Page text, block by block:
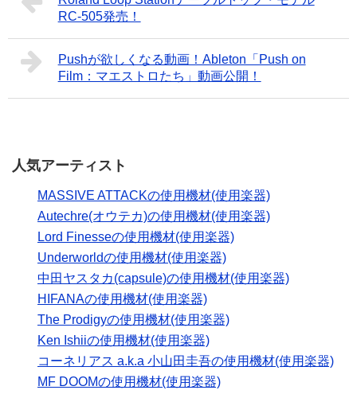
RC-505発売！
Pushが欲しくなる動画！Ableton「Push on
Film：マエストロたち」動画公開！
人気アーティスト
MASSIVE ATTACKの使用機材(使用楽器)
Autechre(オウテカ)の使用機材(使用楽器)
Lord Finesseの使用機材(使用楽器)
Underworldの使用機材(使用楽器)
中田ヤスタカ(capsule)の使用機材(使用楽器)
HIFANAの使用機材(使用楽器)
The Prodigyの使用機材(使用楽器)
Ken Ishiiの使用機材(使用楽器)
コーネリアス a.k.a 小山田圭吾の使用機材(使用楽器)
MF DOOMの使用機材(使用楽器)